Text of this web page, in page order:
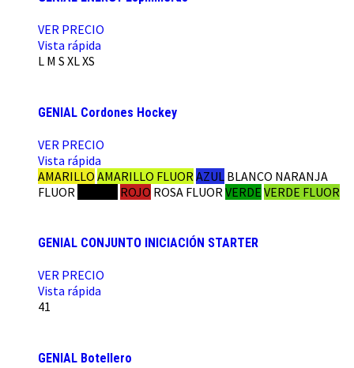
VER PRECIO
Vista rápida
L M S XLXS
GENIAL Cordones Hockey
VER PRECIO
Vista rápida
AMARILLO AMARILLO FLUOR AZUL BLANCO NARANJA
FLUOR
ROJO ROSA FLUOR VERDE VERDE FLUOR
GENIAL CONJUNTO INICIACIÓN STARTER
VER PRECIO
Vista rápida
41
GENIAL Botellero